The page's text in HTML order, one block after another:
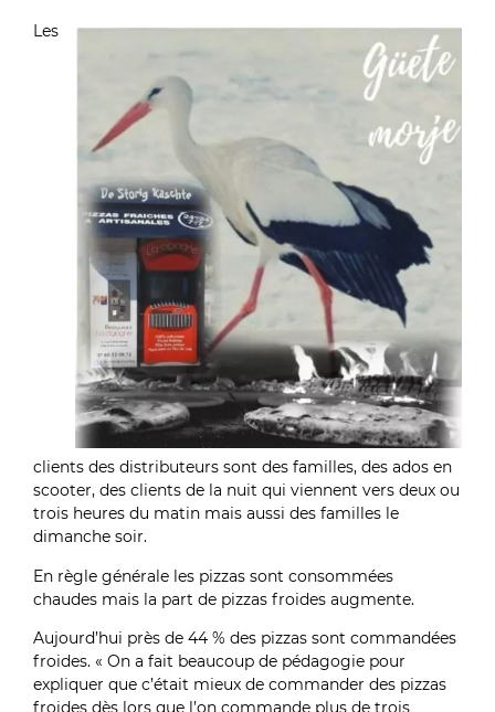
Les
clients des distributeurs sont des familles, des ados en
scooter, des clients de la nuit qui viennent vers deux ou
trois heures du matin mais aussi des familles le
dimanche soir.
En règle générale les pizzas sont consommées
chaudes mais la part de pizzas froides augmente.
Aujourd’hui près de 44 % des pizzas sont commandées
froides. « On a fait beaucoup de pédagogie pour
expliquer que c’était mieux de commander des pizzas
froides dès lors que l’on commande plus de trois